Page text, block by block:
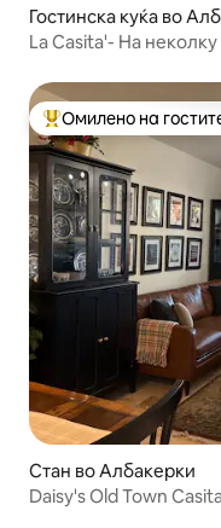
Гостинска куќа во
La Casita'- На
Меѓу најуспешните
Омилено на
Стан во Албакерки
Daisy's Old Town